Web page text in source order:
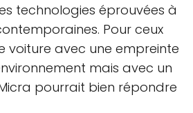
technologies éprouvées à
Pour ceux
voiture avec une empreinte
mais avec un
pourrait bien répondre